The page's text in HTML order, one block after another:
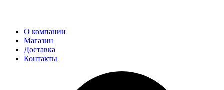
О компании
Магазин
Доставка
Контакты